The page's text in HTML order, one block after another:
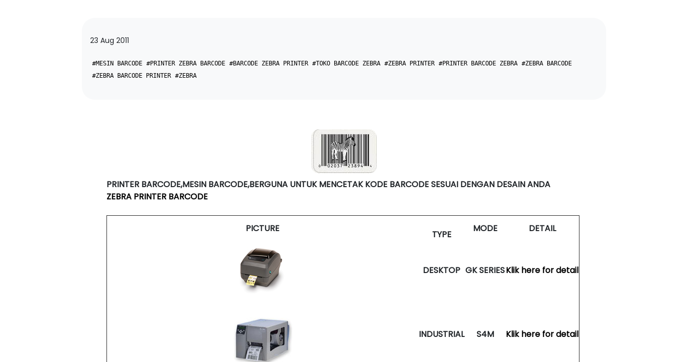
23 Aug 2011
#MESIN BARCODE #PRINTER ZEBRA BARCODE #BARCODE ZEBRA PRINTER #TOKO BARCODE ZEBRA #ZEBRA PRINTER #PRINTER BARCODE ZEBRA #ZEBRA BARCODE
#ZEBRA BARCODE PRINTER #ZEBRA
PRINTER BARCODE,MESIN BARCODE,BERGUNA UNTUK MENCETAK KODE BARCODE SESUAI DENGAN DESAIN ANDA
ZEBRA PRINTER BARCODE
PICTURE
TYPE
MODE DETAIL
DESKTOP GK SERIESKlik here for detail
INDUSTRIAL S4M Klik here for detail